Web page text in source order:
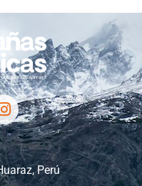
Perú